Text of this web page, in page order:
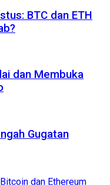
BTC dan ETH
dan Membuka
Gugatan